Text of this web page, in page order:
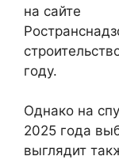
на сайте
году.
Однако на
2025 года
выглядит